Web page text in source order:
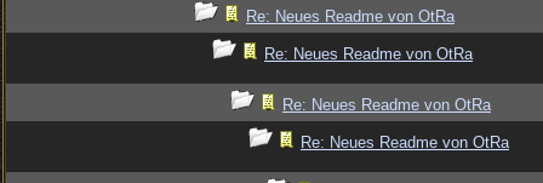
Re: Neues Readme von OtRa
Re: Neues Readme von OtRa
Re: Neues Readme von OtRa
Re: Neues Readme von OtRa